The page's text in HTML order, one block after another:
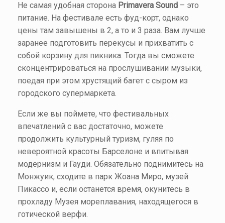
Не самая удобная сторона Primavera Sound – это
питание. На фестивале есть фуд-корт, однако
цены там завышены в 2, а то и 3 раза. Вам лучше
заранее подготовить перекусы и прихватить с
собой корзину для пикника. Тогда вы сможете
сконцентрироваться на прослушивании музыки,
поедая при этом хрустящий багет с сыром из
городского супермаркета.
Если же вы поймете, что фестивальных
впечатлений с вас достаточно, можете
продолжить культурный туризм, гуляя по
невероятной красоты Барселоне и впитывая
модернизм и Гауди. Обязательно поднимитесь на
Монжуик, сходите в парк Жоана Миро, музей
Пикассо и, если останется время, окунитесь в
прохладу Музея мореплавания, находящегося в
готической верфи.